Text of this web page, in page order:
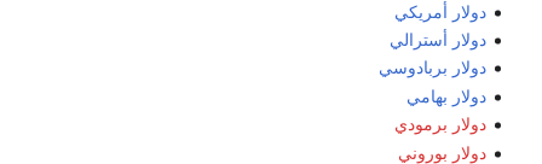
دولار أمريكي
دولار أسترالي
دولار بربادوسي
دولار بهامي
دولار برمودي
دولار بوروني